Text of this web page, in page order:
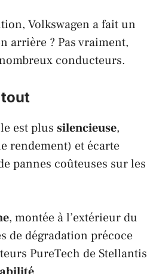
Volkswagen a fait un
arrière ? Pas vraiment,
conducteurs.
tout
est plus silencieuse,
rendement) et écarte
pannes coûteuses sur les
, montée à l’extérieur du
de dégradation précoce
PureTech de Stellantis